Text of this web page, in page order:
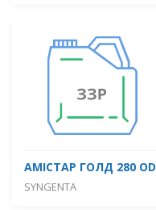
АМІСТАР ГОЛД 280 OD
SYNGENTA